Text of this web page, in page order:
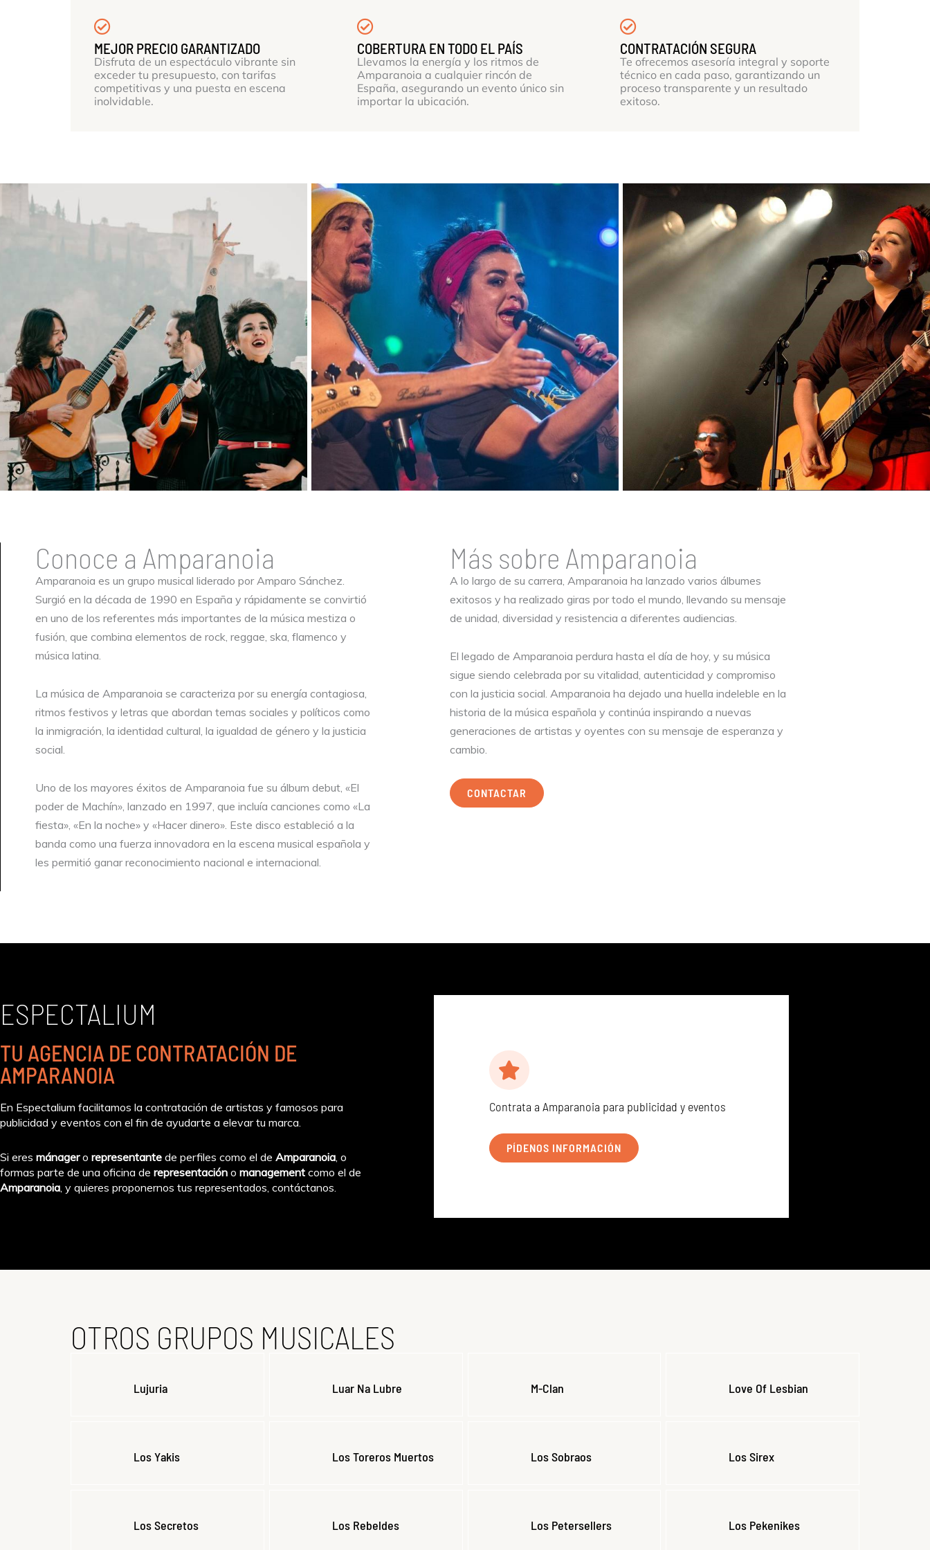
MEJOR PRECIO GARANTIZADO
Disfruta de un espectáculo vibrante sin
exceder tu presupuesto, con tarifas
competitivas y una puesta en escena
inolvidable.
COBERTURA EN TODO EL PAÍS
Llevamos la energía y los ritmos de
Amparanoia a cualquier rincón de
España, asegurando un evento único sin
importar la ubicación.
CONTRATACIÓN SEGURA
Te ofrecemos asesoría integral y soporte
técnico en cada paso, garantizando un
proceso transparente y un resultado
exitoso.
Conoce a Amparanoia
Amparanoia es un grupo musical liderado por Amparo Sánchez.
Surgió en la década de 1990 en España y rápidamente se convirtió
en uno de los referentes más importantes de la música mestiza o
fusión, que combina elementos de rock, reggae, ska, flamenco y
música latina.
La música de Amparanoia se caracteriza por su energía contagiosa,
ritmos festivos y letras que abordan temas sociales y políticos como
la inmigración, la identidad cultural, la igualdad de género y la justicia
social.
Uno de los mayores éxitos de Amparanoia fue su álbum debut, «El
poder de Machín», lanzado en 1997, que incluía canciones como «La
fiesta», «En la noche» y «Hacer dinero». Este disco estableció a la
banda como una fuerza innovadora en la escena musical española y
les permitió ganar reconocimiento nacional e internacional.
Más sobre Amparanoia
A lo largo de su carrera, Amparanoia ha lanzado varios álbumes
exitosos y ha realizado giras por todo el mundo, llevando su mensaje
de unidad, diversidad y resistencia a diferentes audiencias.
El legado de Amparanoia perdura hasta el día de hoy, y su música
sigue siendo celebrada por su vitalidad, autenticidad y compromiso
con la justicia social. Amparanoia ha dejado una huella indeleble en la
historia de la música española y continúa inspirando a nuevas
generaciones de artistas y oyentes con su mensaje de esperanza y
cambio.
CONTACTAR
ESPECTALIUM
TU AGENCIA DE CONTRATACIÓN DE
AMPARANOIA
En Espectalium facilitamos la contratación de artistas y famosos para
publicidad y eventos con el fin de ayudarte a elevar tu marca.
Si eres mánagero representante de perfiles como el de Amparanoia , o
formas parte de una oficina de representación o management como el de
Amparanoia , y quieres proponernos tus representados, contáctanos.
Contrata a Amparanoia para publicidad y eventos
PÍDENOS INFORMACIÓN
OTROS GRUPOS MUSICALES
Lujuria Luar Na Lubre M-Clan Love Of Lesbian
Los Yakis Los Toreros Muertos Los Sobraos Los Sirex
Los Secretos Los Rebeldes Los Petersellers Los Pekenikes